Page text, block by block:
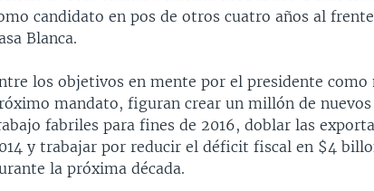
candidato en pos de otros cuatro años al
Blanca.
los objetivos en mente por el presidente como
mandato, figuran crear un millón de nuevos
fabriles para fines de 2016, doblar las
y trabajar por reducir el déficit fiscal en $4
la próxima década.